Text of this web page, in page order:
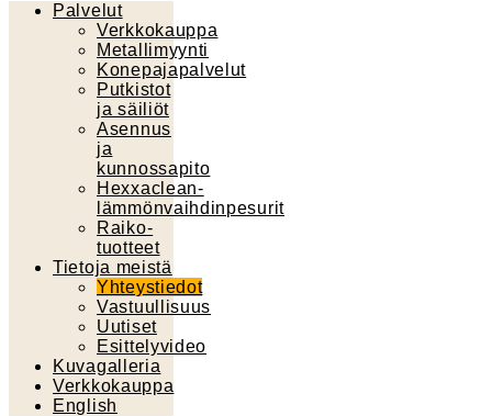
Palvelut
Verkkokauppa
Metallimyynti
Konepajapalvelut
Putkistot
ja säiliöt
Asennus
ja
kunnossapito
Hexxaclean-
lämmönvaihdinpesurit
Raiko-
tuotteet
Tietoja meistä
Yhteystiedot
Vastuullisuus
Uutiset
Esittelyvideo
Kuvagalleria
Verkkokauppa
English